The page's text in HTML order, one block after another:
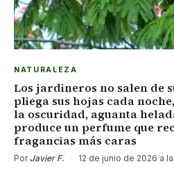
NATURALEZA
Los jardineros no salen de
pliega sus hojas cada
la oscuridad, aguanta
produce un perfume que
fragancias más caras
Por Javier F. · 12 de junio de 2026 a